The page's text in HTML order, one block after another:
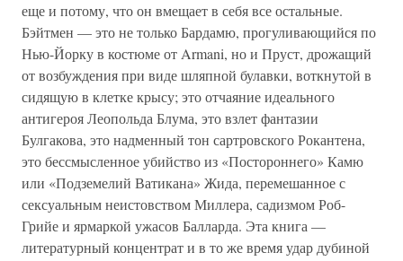
еще и потому, что он вмещает в себя все остальные.
Бэйтмен — это не только Бардамю, прогуливающийся по
Нью-Йорку в костюме от Armani, но и Пруст, дрожащий
от возбуждения при виде шляпной булавки, воткнутой в
сидящую в клетке крысу; это отчаяние идеального
антигероя Леопольда Блума, это взлет фантазии
Булгакова, это надменный тон сартровского Рокантена,
это бессмысленное убийство из «Постороннего» Камю
или «Подземелий Ватикана» Жида, перемешанное с
сексуальным неистовством Миллера, садизмом Роб-
Грийе и ярмаркой ужасов Балларда. Эта книга —
литературный концентрат и в то же время удар дубиной